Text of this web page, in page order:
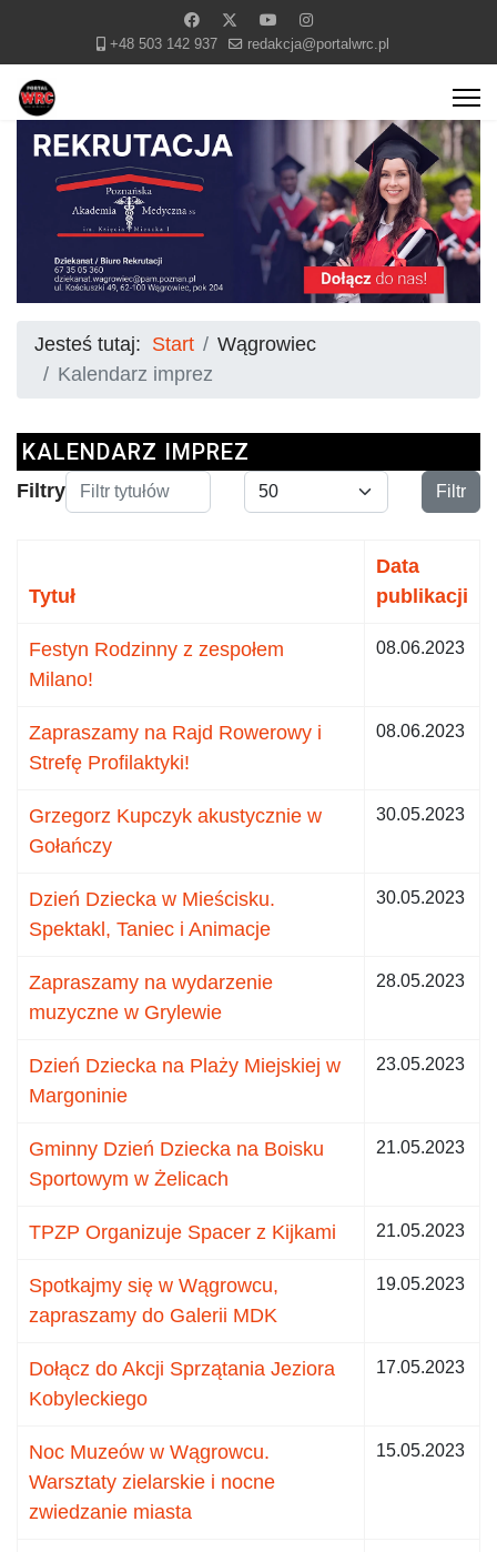
+48 503 142 937 redakcja@portalwrc.pl
Jesteś tutaj: Start
Wągrowiec
Kalendarz imprez
KALENDARZ IMPREZ
FiltryFiltr tytułów Pokaż # Filtr
Tytuł
Data
publikacji
Festyn Rodzinny z zespołem
Milano!
08.06.2023
Zapraszamy na Rajd Rowerowy i
Strefę Profilaktyki!
08.06.2023
Grzegorz Kupczyk akustycznie w
Gołańczy
30.05.2023
Dzień Dziecka w Mieścisku.
Spektakl, Taniec i Animacje
30.05.2023
Zapraszamy na wydarzenie
muzyczne w Grylewie
28.05.2023
Dzień Dziecka na Plaży Miejskiej w
Margoninie
23.05.2023
Gminny Dzień Dziecka na Boisku
Sportowym w Żelicach
21.05.2023
TPZP Organizuje Spacer z Kijkami 21.05.2023
Spotkajmy się w Wągrowcu,
zapraszamy do Galerii MDK
19.05.2023
Dołącz do Akcji Sprzątania Jeziora
Kobyleckiego
17.05.2023
Noc Muzeów w Wągrowcu.
Warsztaty zielarskie i nocne
zwiedzanie miasta
15.05.2023